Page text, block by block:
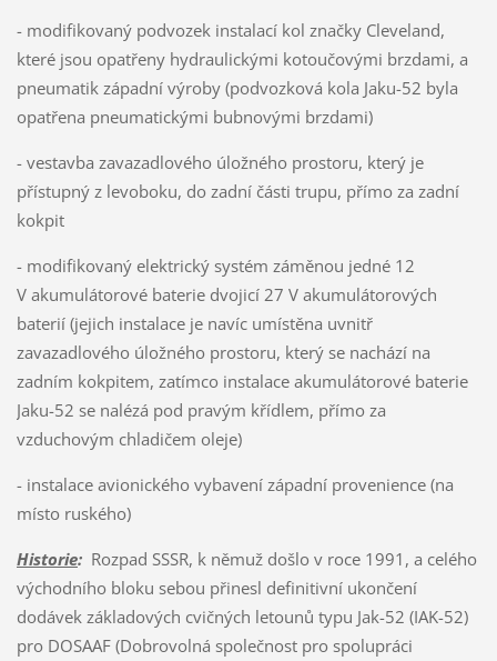
- modifikovaný podvozek instalací kol značky Cleveland,
které jsou opatřeny hydraulickými kotoučovými brzdami, a
pneumatik západní výroby (podvozková kola Jaku-52 byla
opatřena pneumatickými bubnovými brzdami)
- vestavba zavazadlového úložného prostoru, který je
přístupný z levoboku, do zadní části trupu, přímo za zadní
kokpit
- modifikovaný elektrický systém záměnou jedné 12
V akumulátorové baterie dvojicí 27 V akumulátorových
baterií (jejich instalace je navíc umístěna uvnitř
zavazadlového úložného prostoru, který se nachází na
zadním kokpitem, zatímco instalace akumulátorové baterie
Jaku-52 se nalézá pod pravým křídlem, přímo za
vzduchovým chladičem oleje)
- instalace avionického vybavení západní provenience (na
místo ruského)
Historie:Rozpad SSSR, k němuž došlo v roce 1991, a celého
východního bloku sebou přinesl definitivní ukončení
dodávek základových cvičných letounů typu Jak-52 (IAK-52)
pro DOSAAF (Dobrovolná společnost pro spolupráci